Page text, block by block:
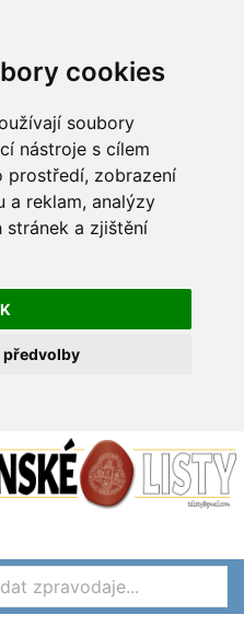
cookies
soubory
nástroje s cílem
prostředí, zobrazení
a reklam, analýzy
stránek a zjištění
předvolby